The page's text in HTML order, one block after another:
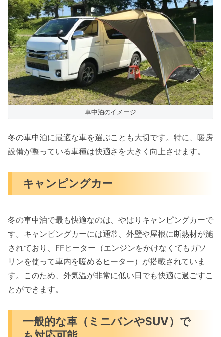
車中泊のイメージ
冬の車中泊に最適な車を選ぶことも大切です。特に、暖房
設備が整っている車種は快適さを大きく向上させます。
キャンピングカー
冬の車中泊で最も快適なのは、やはりキャンピングカーで
す。キャンピングカーには通常、外壁や屋根に断熱材が施
されており、FFヒーター（エンジンをかけなくてもガソ
リンを使って車内を暖めるヒーター）が搭載されていま
す。このため、外気温が非常に低い日でも快適に過ごすこ
とができます。
一般的な車（ミニバンやSUV）で